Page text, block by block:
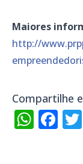
Maiores
http://
Compartilhe